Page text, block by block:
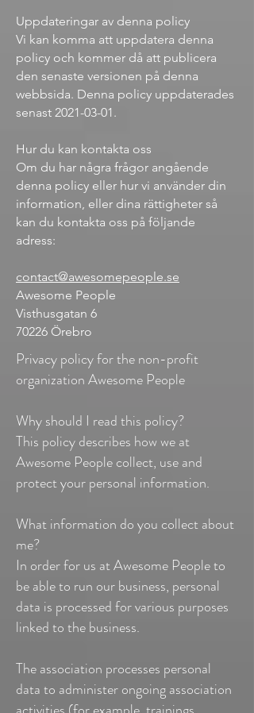
Uppdateringar av denna policy
Vi kan komma att uppdatera denna
policy och kommer då att publicera
den senaste versionen på denna
webbsida. Denna policy uppdaterades
senast 2021-03-01 .
Hur du kan kontakta oss
Om du har några frågor angående
denna policy eller hur vi använder din
information, eller dina rättigheter så
kan du kontakta oss på följande
adress:
contact@awesomepeople.se
Awesome People
Visthusgatan 6
70226 Örebro
Privacy policy for the non-profit
organization Awesome People
Why should I read this policy?
This policy describes how we at
Awesome People collect, use and
protect your personal information.
What information do you collect about
me?
In order for us at Awesome People to
be able to run our business, personal
data is processed for various purposes
linked to the business.
The association processes personal
data to administer ongoing association